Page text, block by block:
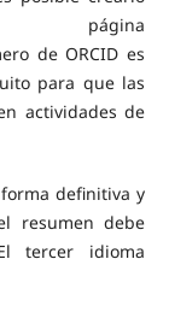
página
de ORCID es
para que las
actividades de
definitiva y
resumen debe
tercer idioma